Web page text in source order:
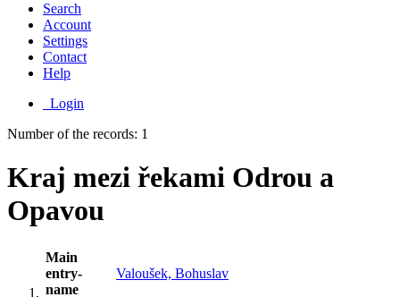
Search
Account
Settings
Contact
Help
Login
Number of the records: 1
Kraj mezi řekami Odrou a
Opavou
Main
entry-
name
Valoušek, Bohuslav